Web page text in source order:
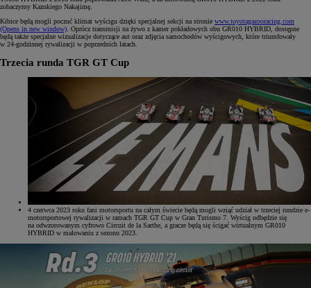
zobaczymy Kazukiego Nakajimę.
Kibice będą mogli poczuć klimat wyścigu dzięki specjalnej sekcji na stronie www.toyotagazooracing.com
(Opens in new window) . Oprócz transmisji na żywo z kamer pokładowych obu GR010 HYBRID, dostępne
będą także specjalne wizualizacje dotyczące aut oraz zdjęcia samochodów wyścigowych, które triumfowały
w 24-godzinnej rywalizacji w poprzednich latach.
Trzecia runda TGR GT Cup
4 czerwca 2023 roku fani motorsportu na całym świecie będą mogli wziąć udział w trzeciej rundzie e-
motorsportowej rywalizacji w ramach TGR GT Cup w Gran Turismo 7. Wyścig odbędzie się
na odwzorowanym cyfrowo Circuit de la Sarthe, a gracze będą się ścigać wirtualnym GR010
HYBRID w malowaniu z sezonu 2023.